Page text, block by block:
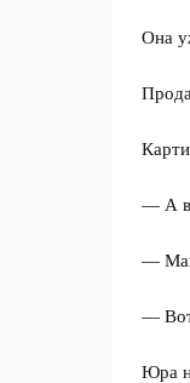
Она
— А
—
—
Юра